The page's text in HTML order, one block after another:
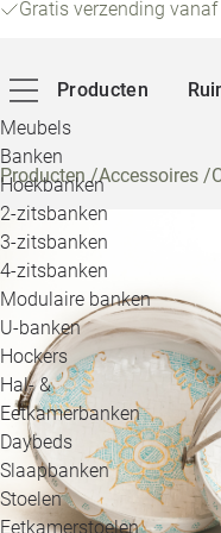
Gratis verzending
Producten
Meubels
Banken
Hoekbanken
2-zitsbanken
3-zitsbanken
4-zitsbanken
Modulaire banken
U-banken
Hockers
Hal- &
Eetkamerbanken
Daybeds
Slaapbanken
Stoelen
Eetkamerstoelen
Producten/Accessoires /